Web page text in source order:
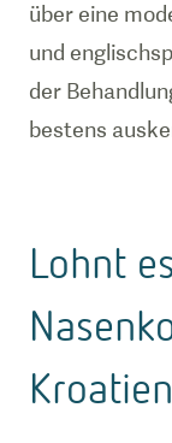
über eine
und
der
bestens
Lohnt